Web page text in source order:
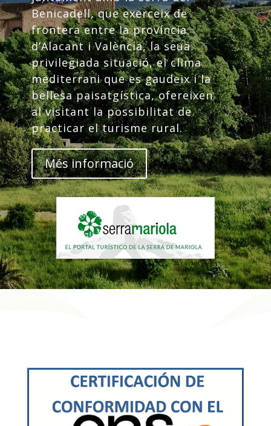
Benicadell, que exerceix de
frontera entre la província
d’Alacant i València, la seua
privilegiada situació, el clima
mediterrani que es gaudeix i la
bellesa paisatgística, ofereixen
al visitant la possibilitat de
practicar el turisme rural.
Més informació